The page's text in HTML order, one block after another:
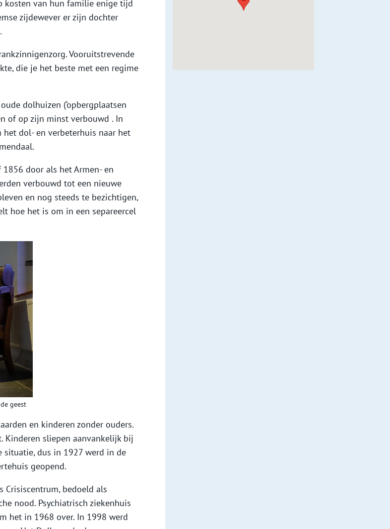
kosten van hun familie enige tijd
zijdewever er zijn dochter
Vooruitstrevende
die je het beste met een regime
dolhuizen (‘opbergplaatsen
of op zijn minst verbouwd . In
dol- en verbeterhuis naar het
door als het Armen- en
verbouwd tot een nieuwe
en nog steeds te bezichtigen,
hoe het is om in een separeercel
geest
en kinderen zonder ouders.
Kinderen sliepen aanvankelijk bij
situatie, dus in 1927 werd in de
geopend.
bedoeld als
nood. Psychiatrisch ziekenhuis
het in 1968 over. In 1998 werd